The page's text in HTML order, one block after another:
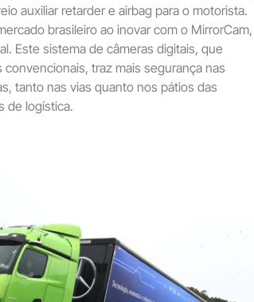
auxiliar retarder e airbag para o motorista.
brasileiro ao inovar com o MirrorCam,
Este sistema de câmeras digitais, que
traz mais segurança nas
tanto nas vias quanto nos pátios das
de logística.